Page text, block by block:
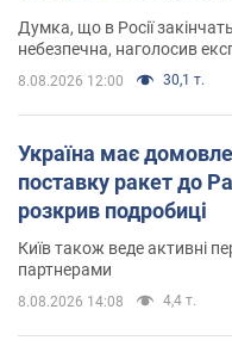
Думка, що в Росії
небезпечна, наголосив
8.08.2026 12:00 30,1 т.
Україна має
поставку ракет до
розкрив подробиці
Київ також веде активні
партнерами
8.08.2026 14:08 4,4 т.